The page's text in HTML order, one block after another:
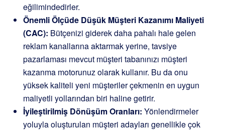
eğilimindedirler.
Önemli Ölçüde Düşük Müşteri Kazanımı Maliyeti
(CAC): Bütçenizi giderek daha pahalı hale gelen
reklam kanallarına aktarmak yerine, tavsiye
pazarlaması mevcut müşteri tabanınızı müşteri
kazanma motorunuz olarak kullanır. Bu da onu
yüksek kaliteli yeni müşteriler çekmenin en uygun
maliyetli yollarından biri haline getirir.
İyileştirilmiş Dönüşüm Oranları: Yönlendirmeler
yoluyla oluşturulan müşteri adayları genellikle çok